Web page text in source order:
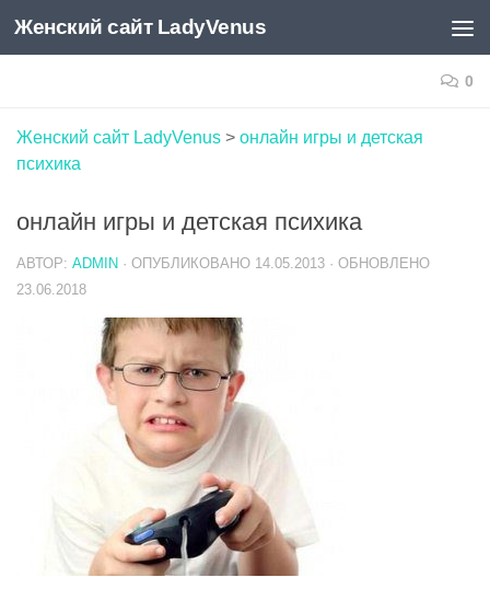
Skip to content
Женский сайт LadyVenus
0
Женский сайт LadyVenus > онлайн игры и детская
психика
онлайн игры и детская психика
АВТОР: ADMIN · ОПУБЛИКОВАНО 14.05.2013 · ОБНОВЛЕНО
23.06.2018